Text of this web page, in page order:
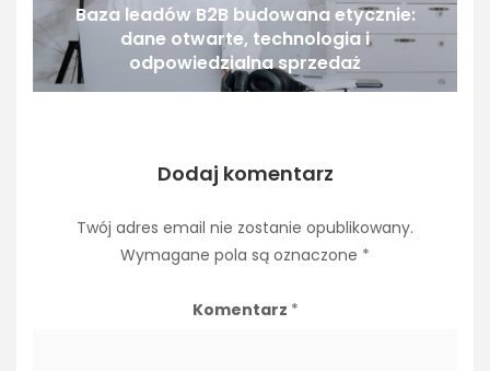
Baza leadów B2B budowana etycznie:
dane otwarte, technologia i
odpowiedzialna sprzedaż
Dodaj komentarz
Twój adres email nie zostanie opublikowany.
Wymagane pola są oznaczone *
Komentarz *